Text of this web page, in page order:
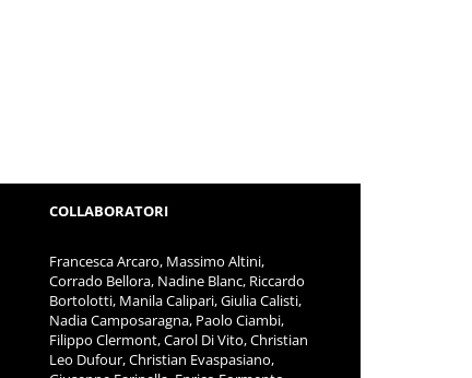
COLLABORATORI
Francesca Arcaro, Massimo Altini,
Corrado Bellora, Nadine Blanc, Riccardo
Bortolotti, Manila Calipari, Giulia Calisti,
Nadia Camposaragna, Paolo Ciambi,
Filippo Clermont, Carol Di Vito, Christian
Leo Dufour, Christian Evaspasiano,